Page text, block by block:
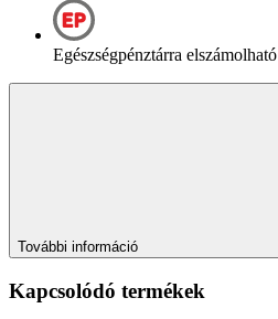
Egészségpénztárra elszámolható
További információ
Kapcsolódó termékek